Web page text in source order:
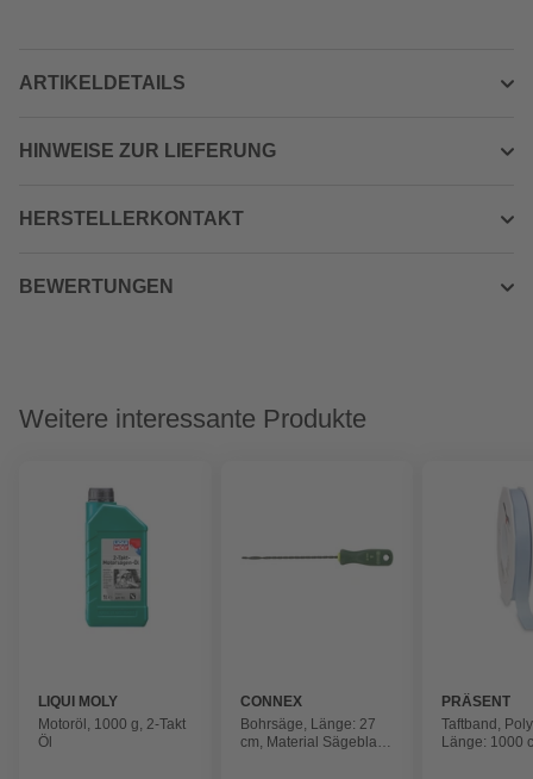
ARTIKELDETAILS
HINWEISE ZUR LIEFERUNG
HERSTELLERKONTAKT
BEWERTUNGEN
Weitere interessante Produkte
LIQUI MOLY
Motoröl, 1000 g, 2-Takt
Öl
CONNEX
Bohrsäge, Länge: 27
cm, Material Sägeblatt:
PRÄSENT
Taftband,
Länge: 1000